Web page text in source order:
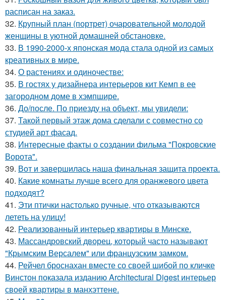
расписан на заказ.
32. Крупный план (портрет) очаровательной молодой
женщины в уютной домашней обстановке.
33. В 1990-2000-х японская мода стала одной из самых
креативных в мире.
34. О растениях и одиночестве:
35. В гостях у дизайнера интерьеров кит Кемп в ее
загородном доме в хэмпшире.
36. До/после. По приезду на объект, мы увидели:
37. Такой первый этаж дома сделали с совместно со
студией арт фасад.
38. Интересные факты о создании фильма "Покровские
Ворота".
39. Вот и завершилась наша финальная защита проекта.
40. Какие комнаты лучше всего для оранжевого цвета
подходят?
41. Эти птички настолько ручные, что отказываются
лететь на улицу!
42. Реализованный интерьер квартиры в Минске.
43. Массандровский дворец, который часто называют
"Крымским Версалем" или французским замком.
44. Рейчел броснахан вместе со своей шибой по кличке
Винстон показала изданию Architectural Digest интерьер
своей квартиры в манхэттене.